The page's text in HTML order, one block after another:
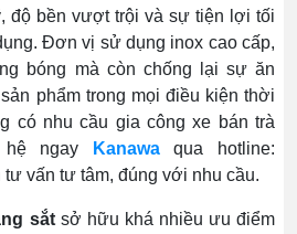
độ bền vượt trội và sự tiện lợi tối
Đơn vị sử dụng inox cao cấp,
bóng mà còn chống lại sự ăn
phẩm trong mọi điều kiện thời
có nhu cầu gia công xe bán trà
ngay
Kanawaqua hotline:
tư vấn tư tâm, đúng với nhu cầu.
sắtsở hữu khá nhiều ưu điểm